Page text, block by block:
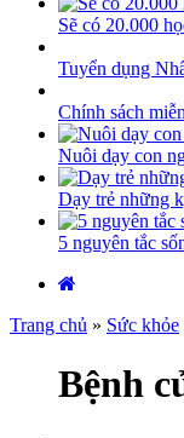
Sẽ có 20.000
Tuyển dụng
Chính sách
Nuôi dạy con
Dạy trẻ những
5 nguyên tắc
Trang chủ » Sức khỏe
Bệnh